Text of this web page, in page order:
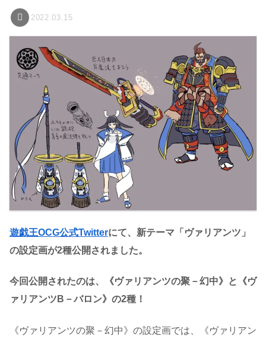
2022.03.15
遊戯王OCG公式Twitterにて、新テーマ「ヴァリアンツ」
の設定画が2種公開されました。
今回公開されたのは、《ヴァリアンツの聚－幻中》と《ヴ
ァリアンツB－バロン》の2種！
《ヴァリアンツの聚－幻中》の設定画では、《ヴァリアン